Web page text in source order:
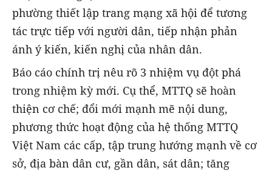
phường thiết lập trang mạng xã hội để tương
tác trực tiếp với người dân, tiếp nhận phản
ánh ý kiến, kiến nghị của nhân dân.
Báo cáo chính trị nêu rõ 3 nhiệm vụ đột phá
trong nhiệm kỳ mới. Cụ thể, MTTQ sẽ hoàn
thiện cơ chế; đổi mới mạnh mẽ nội dung,
phương thức hoạt động của hệ thống MTTQ
Việt Nam các cấp, tập trung hướng mạnh về cơ
sở, địa bàn dân cư, gần dân, sát dân; tăng